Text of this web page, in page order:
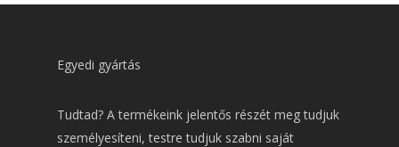
Egyedi gyártás
Tudtad? A termékeink jelentős részét meg tudjuk
személyesíteni, testre tudjuk szabni saját